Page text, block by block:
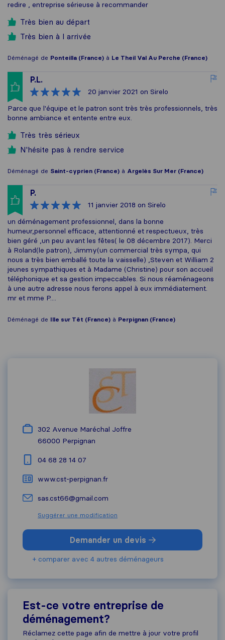
redire , entreprise sérieuse à recommander
Très bien au départ
Très bien à l arrivée
Déménagé de Ponteilla (France) à Le Theil Val Au Perche (France)
P.L.
20 janvier 2021 on Sirelo
Parce que l'équipe et le patron sont très très professionnels, très
bonne ambiance et entente entre eux.
Très très sérieux
N'hésite pas à rendre service
Déménagé de Saint-cyprien (France) à Argelès Sur Mer (France)
P.
11 janvier 2018 on Sirelo
un déménagement professionnel, dans la bonne
humeur,personnel efficace, attentionné et respectueux, très
bien géré ,un peu avant les fêtes( le 08 décembre 2017). Merci
à Roland(le patron), Jimmy(un commercial très sympa, qui
nous a très bien emballé toute la vaisselle) ,Steven et William 2
jeunes sympathiques et à Madame (Christine) pour son accueil
téléphonique et sa gestion impeccables. Si nous réaménageons
à une autre adresse nous ferons appel à eux immédiatement.
mr et mme P....
Déménagé de Ille sur Têt (France) à Perpignan (France)
302 Avenue Maréchal Joffre
66000 Perpignan
04 68 28 14 07
www.cst-perpignan.fr
sas.cst66@gmail.com
Suggérer une modification
Demander un devis
+ comparer avec 4 autres déménageurs
Est-ce votre entreprise de
déménagement?
Réclamez cette page afin de mettre à jour votre profil